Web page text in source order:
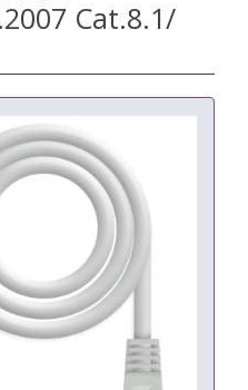
Cat.8.1/